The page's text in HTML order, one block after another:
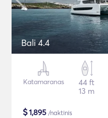
Bali 4.4
Katamaranas
44 ft
13 m
$1,895 /naktinis